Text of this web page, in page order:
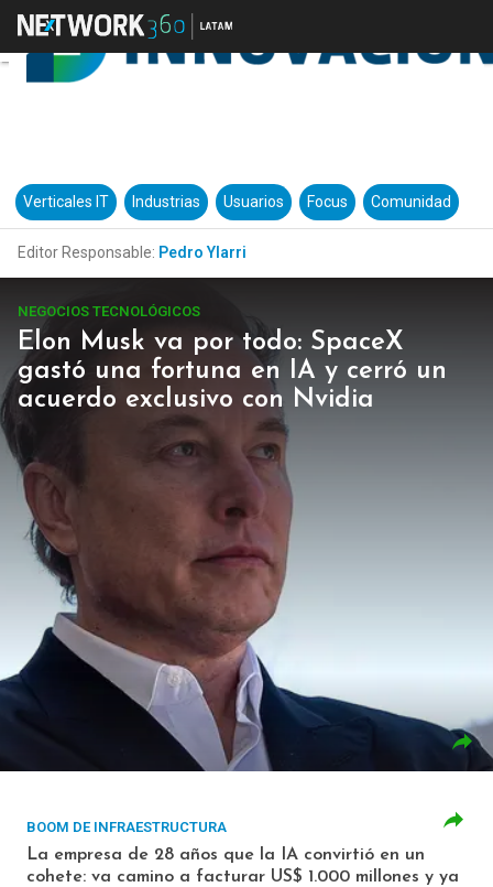
Verticales IT Industrias Usuarios Focus Comunidad
Editor Responsable: Pedro Ylarri
NEGOCIOS TECNOLÓGICOS
Elon Musk va por todo: SpaceX
gastó una fortuna en IA y cerró un
acuerdo exclusivo con Nvidia
BOOM DE INFRAESTRUCTURA
La empresa de 28 años que la IA convirtió en un
cohete: va camino a facturar US$ 1.000 millones y ya